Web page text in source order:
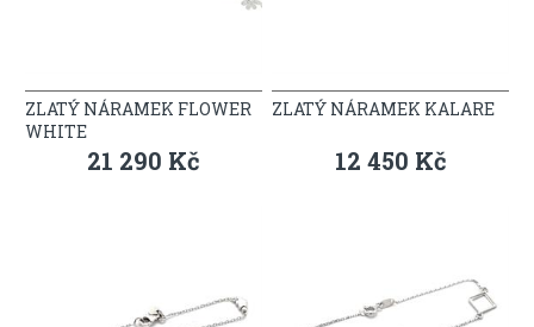
ZLATÝ NÁRAMEK FLOWER
WHITE
21 290 Kč
ZLATÝ NÁRAMEK KALARE
12 450 Kč